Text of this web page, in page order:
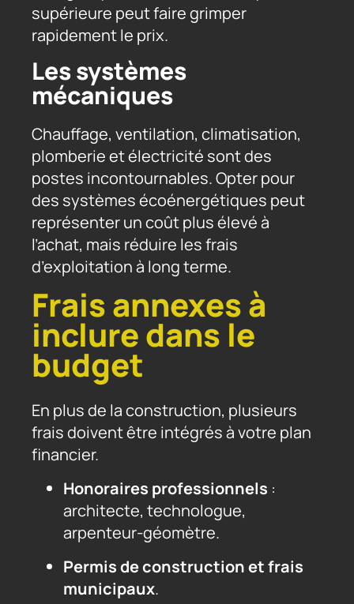
supérieure peut faire grimper
rapidement le prix.
Les systèmes
mécaniques
Chauffage, ventilation, climatisation,
plomberie et électricité sont des
postes incontournables. Opter pour
des systèmes écoénergétiques peut
représenter un coût plus élevé à
l’achat, mais réduire les frais
d’exploitation à long terme.
Frais annexes à
inclure dans le
budget
En plus de la construction, plusieurs
frais doivent être intégrés à votre plan
financier.
Honoraires professionnels :
architecte, technologue,
arpenteur-géomètre.
Permis de construction et frais
municipaux.